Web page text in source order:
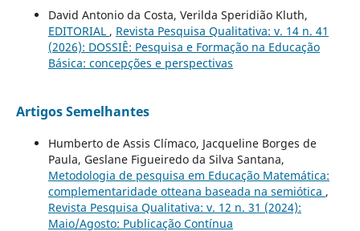
David Antonio da Costa, Verilda Speridião Kluth,
EDITORIAL , Revista Pesquisa Qualitativa: v. 14 n. 41
(2026): DOSSIÊ: Pesquisa e Formação na Educação
Básica: concepções e perspectivas
Artigos Semelhantes
Humberto de Assis Clímaco, Jacqueline Borges de
Paula, Geslane Figueiredo da Silva Santana,
Metodologia de pesquisa em Educação Matemática:
complementaridade otteana baseada na semiótica ,
Revista Pesquisa Qualitativa: v. 12 n. 31 (2024):
Maio/Agosto: Publicação Contínua